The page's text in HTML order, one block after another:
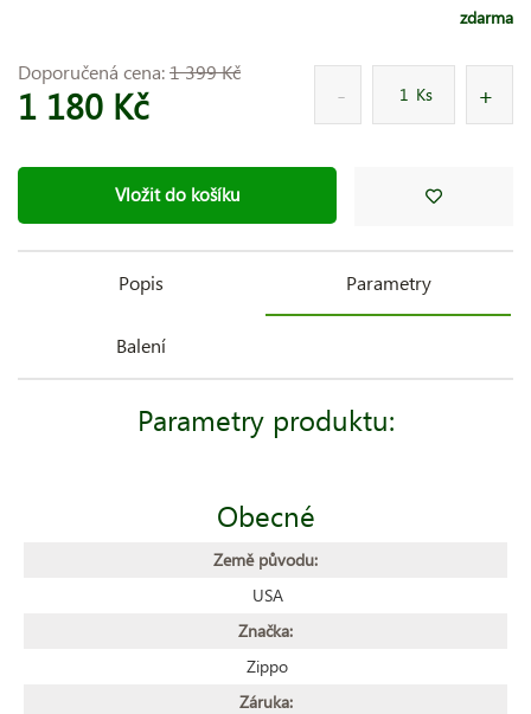
zdarma
Doporučená cena:1 399 Kč
1 180 Kč Ks
Vložit do košíku
Popis Parametry
Balení
Parametry produktu:
Obecné
Země původu:
USA
Značka:
Zippo
Záruka: